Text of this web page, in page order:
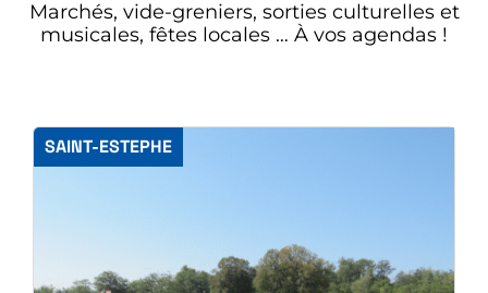
Marchés, vide-greniers, sorties culturelles et
musicales, fêtes locales … À vos agendas !
SAINT-ESTEPHE